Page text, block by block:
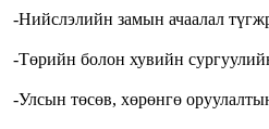
-Нийслэлийн замын ачаалал
-Төрийн болон хувийн
-Улсын төсөв, хөрөнгө